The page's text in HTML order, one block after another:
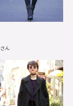
さん